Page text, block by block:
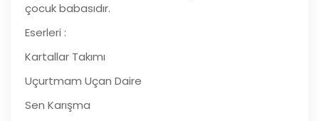
çocuk babasıdır.
Eserleri :
Kartallar Takımı
Uçurtmam Uçan Daire
Sen Karışma